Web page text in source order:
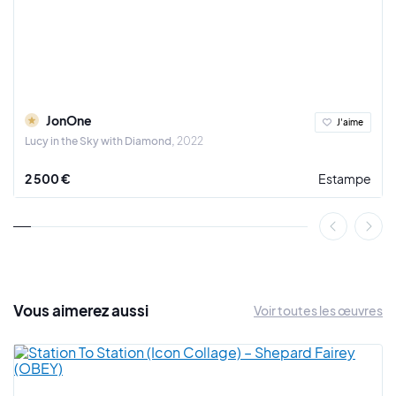
Pro-Zak, Jean-Louis Aubert, Axel Bauer, Thomas Hirschhorn,
Huang Yong Ping, Philippe Mayaux, Michel Blazy, Jean Luc
Verna, Ghada Amer, Eric Maillet, Daniel Spoerri, Julio Villani,
C’est aussi à Paris que l’artiste découvre un nouveau support
qui va révolutionner son art : la toile. Dans ses peintures
graffiti, il utilise l'entièreté des espaces, les vides n’existent
artistique parisien. Aujourd’hui, de nombreuses entreprises
font appel à l’artiste pour des collaborations, on peut citer
JonOne
Lucy in the Sky with Diamond 2022
J'aime
2 500 € Estampe
Vousaimerezaussi Voir toutes les œuvres